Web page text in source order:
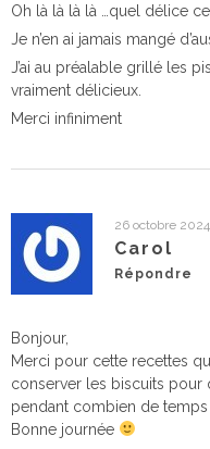
Oh là là là là …quel délice
Je n’en ai jamais mangé
J’ai au préalable grillé les
vraiment délicieux.
Merci infiniment
26 octobre 2024
Carol
Répondre
Bonjour,
Merci pour cette recettes
conserver les biscuits pour
pendant combien de temps
Bonne journée